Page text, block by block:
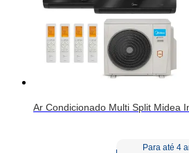
Ar Condicionado Multi Split Midea
Para até 4